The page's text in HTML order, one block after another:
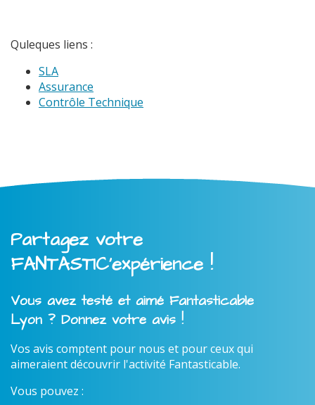
Quleques liens :
SLA
Assurance
Contrôle Technique
Partagez votre
FANTASTIC'expérience !
Vous avez testé et aimé Fantasticable
Lyon ? Donnez votre avis !
Vos avis comptent pour nous et pour ceux qui
aimeraient découvrir l'activité Fantasticable.
Vous pouvez :